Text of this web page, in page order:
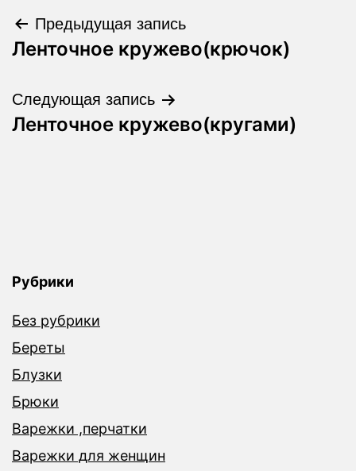
Навигация
по
записям
Предыдущая запись
Ленточное кружево(крючок)
Следующая запись
Ленточное кружево(кругами)
Рубрики
Без рубрики
Береты
Блузки
Брюки
Варежки ,перчатки
Варежки для женщин